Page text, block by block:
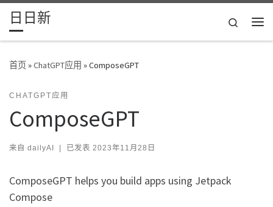
Skip to content
日日新
Search
首页»ChatGPT应用 »ComposeGPT
CHATGPT应用
ComposeGPT
来自 dailyAI | 已发表 2023年11月28日
ComposeGPT helps you build apps using Jetpack
Compose